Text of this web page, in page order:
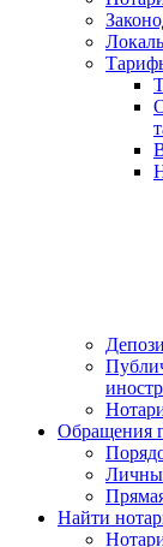
Обращения
Найти